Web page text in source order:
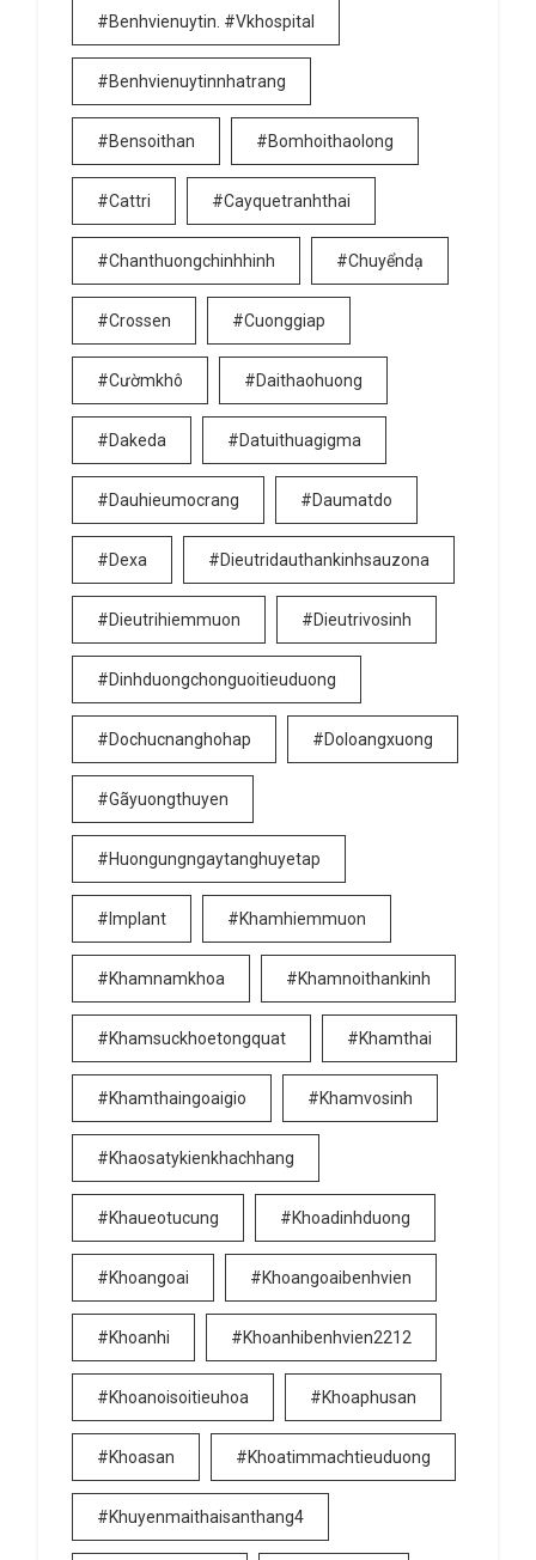
#benhvienuytin. #vkhospital
#benhvienuytinnhatrang
#bensoithan #bomhoithaolong
#cattri #cayquetranhthai
#chanthuongchinhhinh #chuyểndạ
#crossen #cuonggiap
#cườmkhô #daithaohuong
#dakeda #datuithuagigma
#dauhieumocrang #daumatdo
#dexa #dieutridauthankinhsauzona
#dieutrihiemmuon #dieutrivosinh
#dinhduongchonguoitieuduong
#dochucnanghohap #doloangxuong
#gãyuongthuyen
#huongungngaytanghuyetap
#implant #khamhiemmuon
#khamnamkhoa #khamnoithankinh
#khamsuckhoetongquat #khamthai
#khamthaingoaigio #khamvosinh
#khaosatykienkhachhang
#khaueotucung #khoadinhduong
#khoangoai #khoangoaibenhvien
#khoanhi #khoanhibenhvien2212
#khoanoisoitieuhoa #khoaphusan
#khoasan #khoatimmachtieuduong
#khuyenmaithaisanthang4